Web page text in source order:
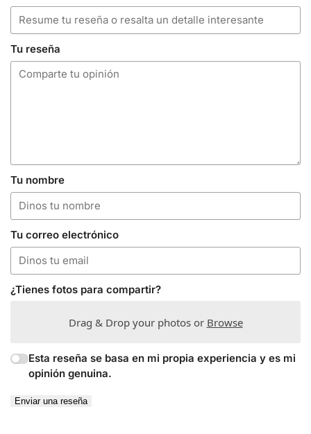
Tu reseña
Tu nombre
Tu correo electrónico
¿Tienes fotos para compartir?
Drag & Drop your photos or Browse
Esta reseña se basa en mi propia experiencia y es mi
opinión genuina.
Enviar una reseña